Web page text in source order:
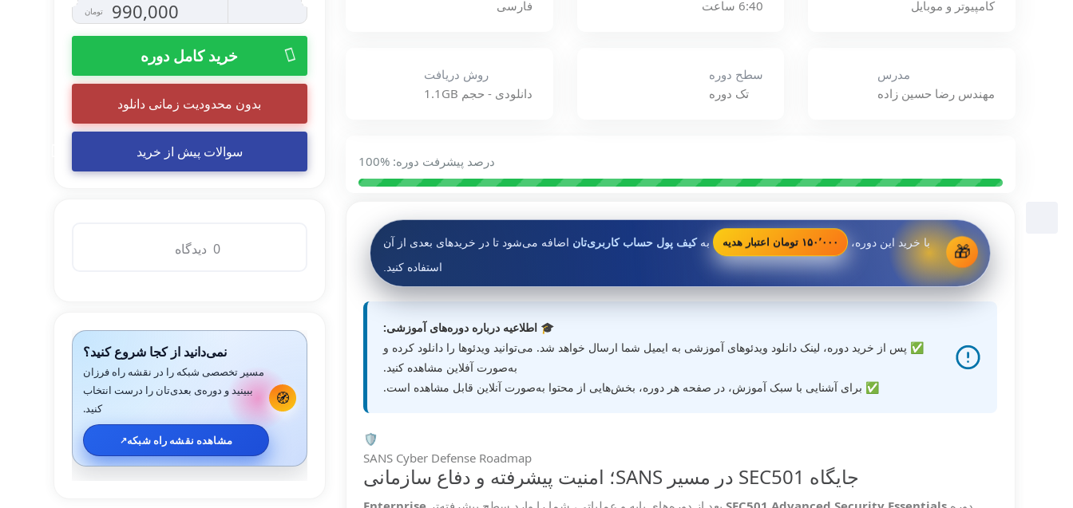
کامپیوتر و موبایل
6:40 ساعت
فارسی
مدرس
مهندس رضا حسين زاده
سطح دوره
تک دوره
روش دریافت
دانلودی - حجم 1.1GB
درصد پیشرفت دوره: %100
🎁
با خرید این دوره، ۱۵۰٬۰۰۰ تومان اعتبار هدیه بهکیف پول حساب کاربری‌تان اضافه می‌شود تا در خریدهای بعدی از آن
استفاده کنید.
🎓 اطلاعیه درباره دوره‌های آموزشی:
✅ پس از خرید دوره، لینک دانلود ویدئوهای آموزشی به ایمیل شما ارسال خواهد شد. می‌توانید ویدئوها را دانلود کرده و
به‌صورت آفلاین مشاهده کنید.
✅ برای آشنایی با سبک آموزش، در صفحه هر دوره، بخش‌هایی از محتوا به‌صورت آنلاین قابل مشاهده است.
🛡️
SANS Cyber Defense Roadmap
جایگاه SEC501 در مسیر SANS؛ امنیت پیشرفته و دفاع سازمانی
اصلی
6,600,000 تومان
بود.
990,000 تومان
فعلی
است.
خرید کامل دوره
بدون محدودیت زمانی دانلود
سوالات پیش از خرید
0 دیدگاه
🧭
نمی‌دانید از کجا شروع کنید؟
مسیر تخصصی شبکه را در نقشه راه فرزان
ببینید و دوره‌ی بعدی‌تان را درست انتخاب
کنید.
مشاهده نقشه راه شبکه↗️